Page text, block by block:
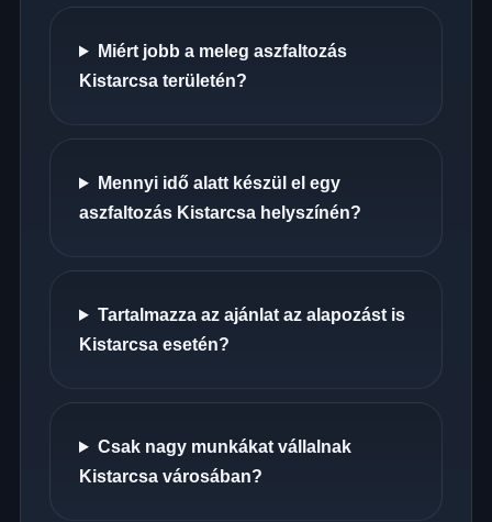
Miért jobb a meleg aszfaltozás
Kistarcsa területén?
Mennyi idő alatt készül el egy
aszfaltozás Kistarcsa helyszínén?
Tartalmazza az ajánlat az alapozást is
Kistarcsa esetén?
Csak nagy munkákat vállalnak
Kistarcsa városában?